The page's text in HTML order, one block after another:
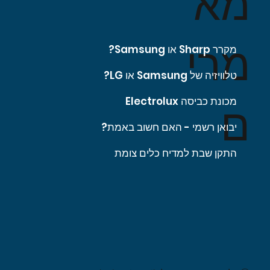
מרי
ם
מקרר Sharp או Samsung?
טלוויזיה של Samsung או LG?
מכונת כביסה Electrolux
יבואן רשמי - האם חשוב באמת?
התקן שבת למדיח כלים צומת